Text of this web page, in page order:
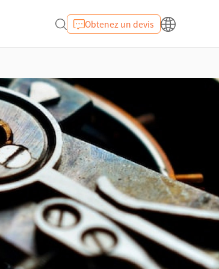
Obtenez un devis